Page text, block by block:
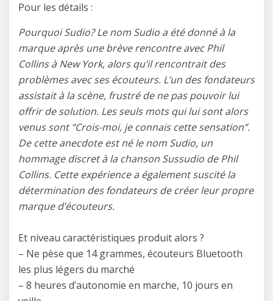
Pour les détails :
Pourquoi Sudio? Le nom Sudio a été donné à la
marque après une brève rencontre avec Phil
Collins à New York, alors qu’il rencontrait des
problèmes avec ses écouteurs. L’un des fondateurs
assistait à la scène, frustré de ne pas pouvoir lui
offrir de solution. Les seuls mots qui lui sont alors
venus sont “Crois-moi, je connais cette sensation”.
De cette anecdote est né le nom Sudio, un
hommage discret à la chanson Sussudio de Phil
Collins. Cette expérience a également suscité la
détermination des fondateurs de créer leur propre
marque d’écouteurs.
Et niveau caractéristiques produit alors ?
– Ne pèse que 14 grammes, écouteurs Bluetooth
les plus légers du marché
– 8 heures d’autonomie en marche, 10 jours en